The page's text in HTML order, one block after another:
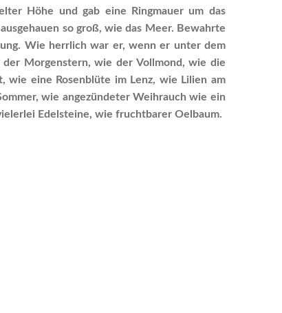
Höhe und gab eine Ringmauer um das
so groß, wie das Meer. Bewahrte
Wie herrlich war er, wenn er unter dem
Morgenstern, wie der Vollmond, wie die
wie eine Rosenblüte im Lenz, wie Lilien am
wie angezündeter Weihrauch wie ein
Edelsteine, wie fruchtbarer Oelbaum.